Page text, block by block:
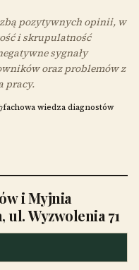
pozytywnych opinii, w
i skrupulatność
sygnały
oraz problemów z
pracy.
fachowa wiedza diagnostów
i Myjnia
Wyzwolenia 71